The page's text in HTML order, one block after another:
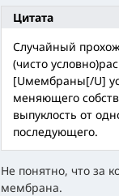
Цитата
Случайный
(чисто
[Uмембраны[/U]
меняющего
выпуклость от
последующего.
Не понятно, что за
мембрана.